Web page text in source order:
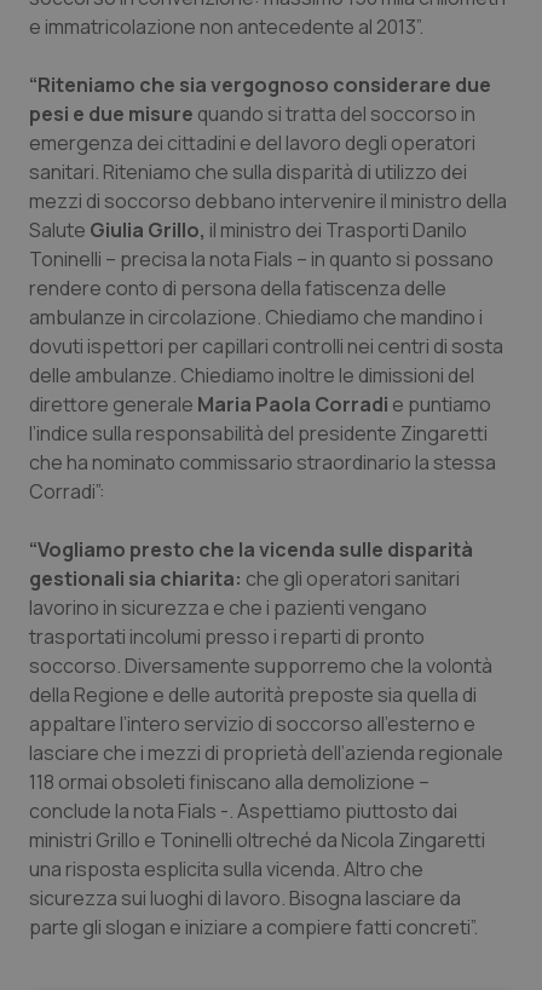
Provincia Autonoma di Bolzano
Provincia Autonoma di Trento
Puglia
Sardegna
Sicilia
Toscana
Umbria
Valle D’Aosta
Infezioni & Febbre
Ipertensione & Scompenso
Malattie rare
Malattia di Crohn & Rettocolite Ulcerosa
Neuroscienze & patologie neurodegenerative
Obesità
Oftalmologia
Oncodermatologia
Oncologia & Nutrizione
Psoriasi & pelle
Quotidiano Cardiologia
Quotidiano Chirurgia
Quotidiano Oncologia
Quotidiano Pediatria
e immatricolazione non antecedente al 2013”.
“Riteniamo che sia vergognoso considerare due
pesi e due misure quando si tratta del soccorso in
emergenza dei cittadini e del lavoro degli operatori
sanitari. Riteniamo che sulla disparità di utilizzo dei
mezzi di soccorso debbano intervenire il ministro della
Salute Giulia Grillo, il ministro dei Trasporti Danilo
Toninelli – precisa la nota Fials – in quanto si possano
rendere conto di persona della fatiscenza delle
ambulanze in circolazione. Chiediamo che mandino i
dovuti ispettori per capillari controlli nei centri di sosta
delle ambulanze. Chiediamo inoltre le dimissioni del
direttore generale Maria Paola Corradi e puntiamo
l’indice sulla responsabilità del presidente Zingaretti
che ha nominato commissario straordinario la stessa
Corradi”:
“Vogliamo presto che la vicenda sulle disparità
gestionali sia chiarita: che gli operatori sanitari
lavorino in sicurezza e che i pazienti vengano
trasportati incolumi presso i reparti di pronto
soccorso. Diversamente supporremo che la volontà
della Regione e delle autorità preposte sia quella di
appaltare l’intero servizio di soccorso all’esterno e
lasciare che i mezzi di proprietà dell’azienda regionale
118 ormai obsoleti finiscano alla demolizione –
conclude la nota Fials -. Aspettiamo piuttosto dai
ministri Grillo e Toninelli oltreché da Nicola Zingaretti
una risposta esplicita sulla vicenda. Altro che
sicurezza sui luoghi di lavoro. Bisogna lasciare da
parte gli slogan e iniziare a compiere fatti concreti”.